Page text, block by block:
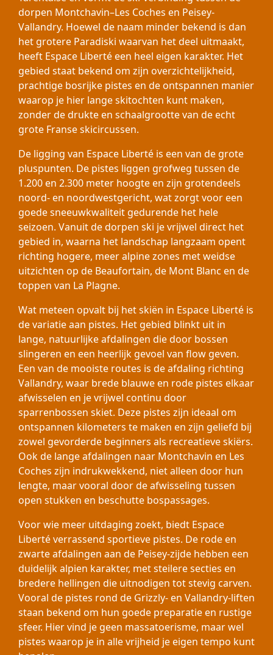
dorpen Montchavin–Les Coches en Peisey-
Vallandry. Hoewel de naam minder bekend is dan
het grotere Paradiski waarvan het deel uitmaakt,
heeft Espace Liberté een heel eigen karakter. Het
gebied staat bekend om zijn overzichtelijkheid,
prachtige bosrijke pistes en de ontspannen manier
waarop je hier lange skitochten kunt maken,
zonder de drukte en schaalgrootte van de echt
grote Franse skicircussen.
De ligging van Espace Liberté is een van de grote
pluspunten. De pistes liggen grofweg tussen de
1.200 en 2.300 meter hoogte en zijn grotendeels
noord- en noordwestgericht, wat zorgt voor een
goede sneeuwkwaliteit gedurende het hele
seizoen. Vanuit de dorpen ski je vrijwel direct het
gebied in, waarna het landschap langzaam opent
richting hogere, meer alpine zones met weidse
uitzichten op de Beaufortain, de Mont Blanc en de
toppen van La Plagne.
Wat meteen opvalt bij het skiën in Espace Liberté is
de variatie aan pistes. Het gebied blinkt uit in
lange, natuurlijke afdalingen die door bossen
slingeren en een heerlijk gevoel van flow geven.
Een van de mooiste routes is de afdaling richting
Vallandry, waar brede blauwe en rode pistes elkaar
afwisselen en je vrijwel continu door
sparrenbossen skiet. Deze pistes zijn ideaal om
ontspannen kilometers te maken en zijn geliefd bij
zowel gevorderde beginners als recreatieve skiërs.
Ook de lange afdalingen naar Montchavin en Les
Coches zijn indrukwekkend, niet alleen door hun
lengte, maar vooral door de afwisseling tussen
open stukken en beschutte bospassages.
Voor wie meer uitdaging zoekt, biedt Espace
Liberté verrassend sportieve pistes. De rode en
zwarte afdalingen aan de Peisey-zijde hebben een
duidelijk alpien karakter, met steilere secties en
bredere hellingen die uitnodigen tot stevig carven.
Vooral de pistes rond de Grizzly- en Vallandry-liften
staan bekend om hun goede preparatie en rustige
sfeer. Hier vind je geen massatoerisme, maar wel
pistes waarop je in alle vrijheid je eigen tempo kunt